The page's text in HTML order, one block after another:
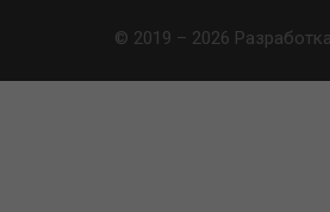
© 2019 – 2026